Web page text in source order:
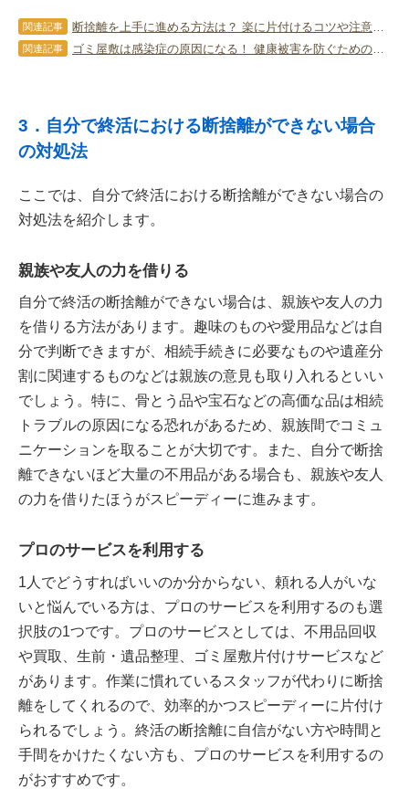
関連記事
関連記事
3．自分で終活における断捨離ができない場合
の対処法
ここでは、自分で終活における断捨離ができない場合の
対処法を紹介します。
親族や友人の力を借りる
自分で終活の断捨離ができない場合は、親族や友人の力
を借りる方法があります。趣味のものや愛用品などは自
分で判断できますが、相続手続きに必要なものや遺産分
割に関連するものなどは親族の意見も取り入れるといい
でしょう。特に、骨とう品や宝石などの高価な品は相続
トラブルの原因になる恐れがあるため、親族間でコミュ
ニケーションを取ることが大切です。また、自分で断捨
離できないほど大量の不用品がある場合も、親族や友人
の力を借りたほうがスピーディーに進みます。
プロのサービスを利用する
1人でどうすればいいのか分からない、頼れる人がいな
いと悩んでいる方は、プロのサービスを利用するのも選
択肢の1つです。プロのサービスとしては、不用品回収
や買取、生前・遺品整理、ゴミ屋敷片付けサービスなど
があります。作業に慣れているスタッフが代わりに断捨
離をしてくれるので、効率的かつスピーディーに片付け
られるでしょう。終活の断捨離に自信がない方や時間と
手間をかけたくない方も、プロのサービスを利用するの
がおすすめです。